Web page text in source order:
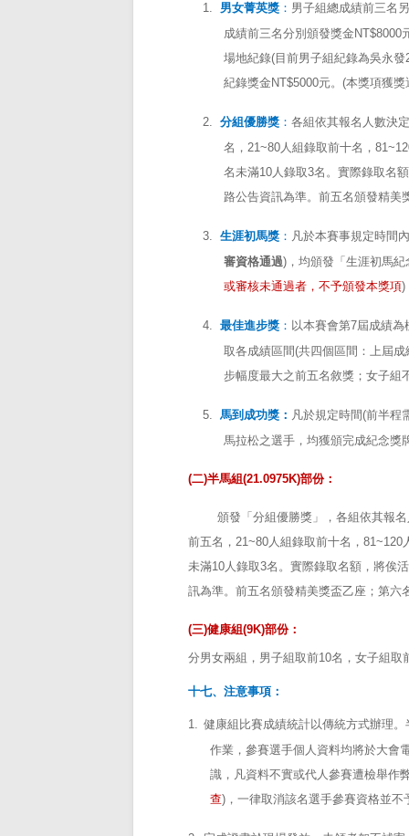
1.
男女菁英獎： 男子組總成績前三名
成績前三名分別頒發獎金 NT$8000
場地紀錄(目前男子組紀錄為吳永發
紀錄獎金 NT$5000元。 (本獎項獲獎
2. 分組優勝獎： 各組依其報名人數決
名， 21~80人組錄取前十名，
名未滿10人錄取3名。實際錄取名
路公告資訊為準。前五名頒發精美
3. 生涯初馬獎： 凡於本賽事規定時間
審資格通過)，均頒發「生涯初馬
或審核未通過者，不予頒發本獎項)
4. 最佳進步獎： 以本賽會第7屆成績為
取各成績區間(共四個區間：上屆成
步幅度最大之前五名敘獎；女子組
5. 馬到成功獎： 凡於規定時間(前半程
馬拉松之選手，均獲頒完成紀念獎
(二)半馬組(21.0975K)部份：
頒發「分組優勝獎」，各組依其報
前五名， 21~80人組錄取前十名， 81~120
未滿10人錄取3名。實際錄取名額，將俟
訊為準。前五名頒發精美獎盃乙座；第六
(三)健康組(9K)部份：
分男女兩組，男子組取前10名，女子組取
十七、注意事項：
1. 健康組比賽成績統計以傳統方式辦理
作業，參賽選手個人資料均將於大會
識，凡資料不實或代人參賽遭檢舉作
查) ，一律取消該名選手參賽資格並